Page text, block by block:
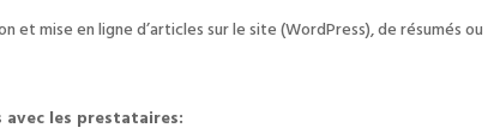
mise en ligne d’articles sur le site (WordPress), de résumés ou
avec les prestataires: